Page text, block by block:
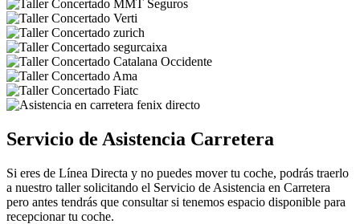
Servicio de Asistencia Carretera
Si eres de Línea Directa y no puedes mover tu coche, podrás traerlo
a nuestro taller solicitando el Servicio de Asistencia en Carretera
pero antes tendrás que consultar si tenemos espacio disponible para
recepcionar tu coche.